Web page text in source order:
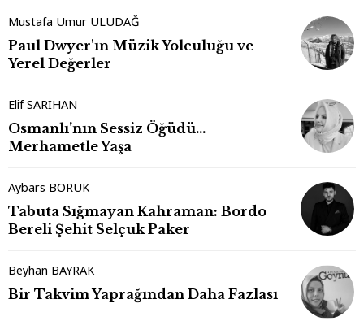
Mustafa Umur ULUDAĞ
Paul Dwyer'ın Müzik Yolculuğu ve
Yerel Değerler
Elif SARIHAN
Osmanlı’nın Sessiz Öğüdü…
Merhametle Yaşa
Aybars BORUK
Tabuta Sığmayan Kahraman: Bordo
Bereli Şehit Selçuk Paker
Beyhan BAYRAK
Bir Takvim Yaprağından Daha Fazlası